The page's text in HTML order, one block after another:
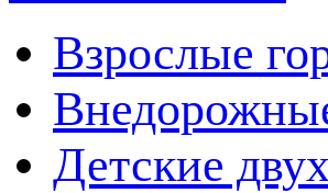
Взрослые
Детские